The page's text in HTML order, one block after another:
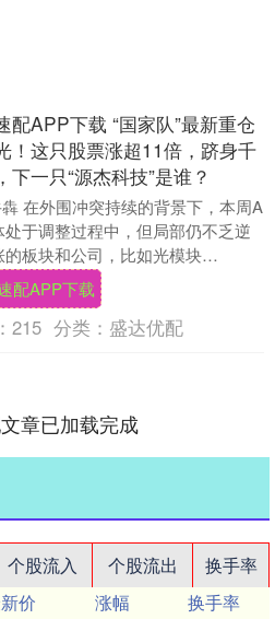
配APP下载 “国家队”最新重仓
！这只股票涨超11倍，跻身千
下一只“源杰科技”是谁？
在外围冲突持续的背景下，本周A
处于调整过程中，但局部仍不乏逆
的板块和公司，比如光模块
）的核心公司源杰科技即在持续逆
后，在....
配APP下载
215 分类： 盛达优配
章已加载完成
个股流入 个股流出
换手率
价 涨幅
换手率